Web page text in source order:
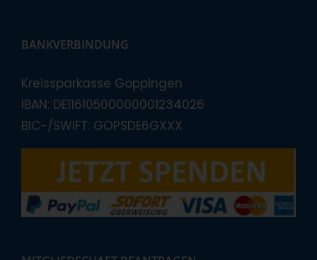
BANKVERBINDUNG
Kreissparkasse Göppingen
IBAN: DE11610500000001234026
BIC-/SWIFT: GOPSDE6GXXX